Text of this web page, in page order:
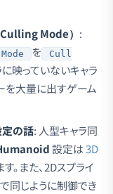
Mode） :
を
Cull
映っていないキャラ
を大量に出すゲーム
の話: 人型キャラ同
設定は3D
。また、2Dスプライ
同じように制御でき